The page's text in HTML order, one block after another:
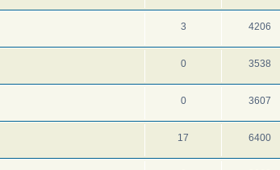
3 4206
0 3538
0 3607
17 6400